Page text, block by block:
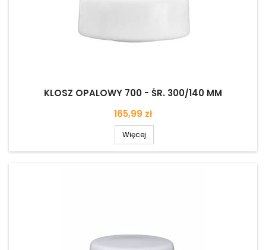
KLOSZ OPALOWY 700 - ŚR. 300/140 MM
Cena
165,99 zł
Więcej